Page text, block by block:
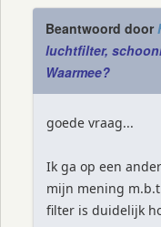
Beantwoord door
luchtfilter,
Waarmee?
goede vraag...
Ik ga op een
mijn mening
filter is duidelijk